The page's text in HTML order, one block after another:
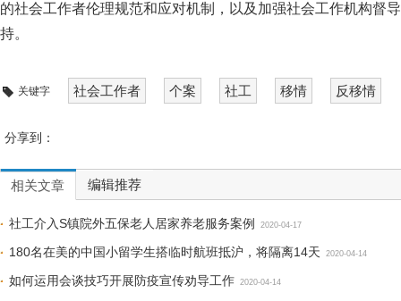
的社会工作者伦理规范和应对机制，以及加强社会工作机构督
持。
关键字 社会工作者 个案 社工 移情 反移情
分享到：
相关文章 编辑推荐
社工介入S镇院外五保老人居家养老服务案例 2020-04-17
180名在美的中国小留学生搭临时航班抵沪，将隔离14天 2020-04-14
如何运用会谈技巧开展防疫宣传劝导工作 2020-04-14